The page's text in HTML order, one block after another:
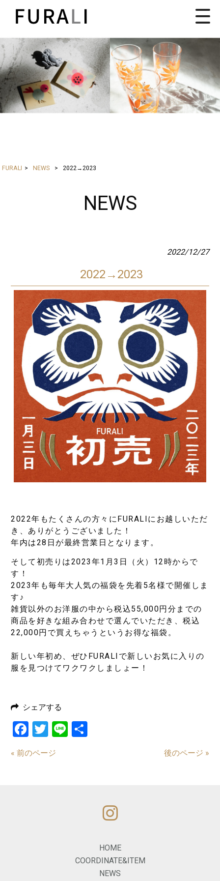
FURALI > NEWS > 2022→2023
NEWS
2022/12/27
2022→2023
2022年もたくさんの方々にFURALIにお越しいただ
き、ありがとうございました！
年内は28日が最終営業日となります。
そして初売りは2023年1月3日（火）12時からで
す！
2023年も毎年大人気の福袋を先着5名様で開催しま
す♪
雑貨以外のお洋服の中から税込55,000円分までの
商品を好きな組み合わせで選んでいただき、税込
22,000円で買えちゃうというお得な福袋。
新しい年初め、ぜひFURALIで新しいお気に入りの
服を見つけてワクワクしましょー！
シェアする
Facebook
Twitter
Line
« 前のページ 後のページ »
HOME
COORDINATE&ITEM
NEWS